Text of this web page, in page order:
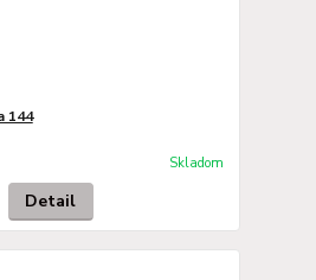
144
Skladom
Detail